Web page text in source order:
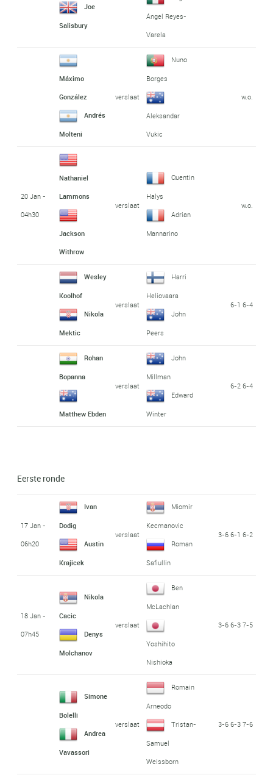
Joe
Salisbury
Ángel Reyes-
Varela
Máximo
González
Andrés
Molteni
verslaat
Nuno
Borges
Aleksandar
Vukic
w.o.
20 Jan -
04h30
Nathaniel
Lammons
Jackson
Withrow
verslaat
Quentin
Halys
Adrian
Mannarino
w.o.
Wesley
Koolhof
Nikola
Mektic
verslaat
Harri
Heliovaara
John
Peers
6-1 6-4
Rohan
Bopanna
Matthew Ebden
verslaat
John
Millman
Edward
Winter
6-2 6-4
Eerste ronde
17 Jan -
06h20
Ivan
Dodig
Austin
Krajicek
verslaat
Miomir
Kecmanovic
Roman
Safiullin
3-6 6-1 6-2
18 Jan -
07h45
Nikola
Cacic
Denys
Molchanov
verslaat
Ben
McLachlan
Yoshihito
Nishioka
3-6 6-3 7-5
Simone
Bolelli
Andrea
Vavassori
verslaat
Romain
Arneodo
Tristan-
Samuel
Weissborn
3-6 6-3 7-6